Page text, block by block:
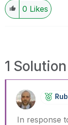
0 Likes
1 Solution
In response